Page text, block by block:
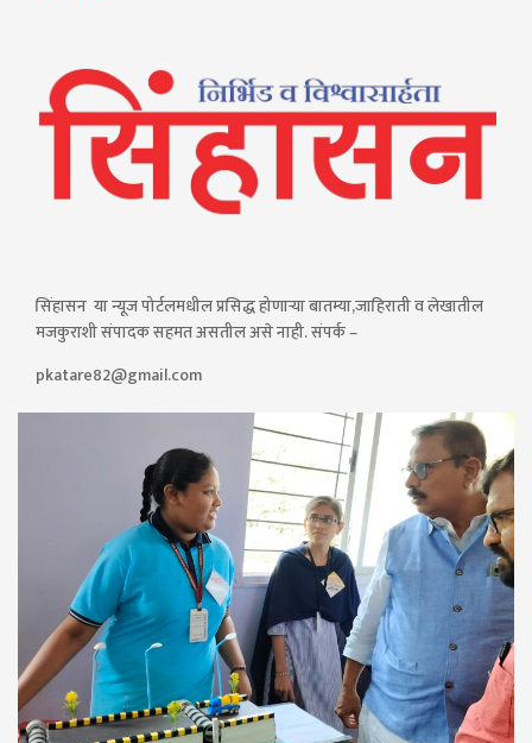
सिंहासन या न्यूज पोर्टलमधील प्रसिद्ध होणाऱ्या बातम्या,जाहिराती व लेखातील
मजकुराशी संपादक सहमत असतील असे नाही. संपर्क –
pkatare82@gmail.com